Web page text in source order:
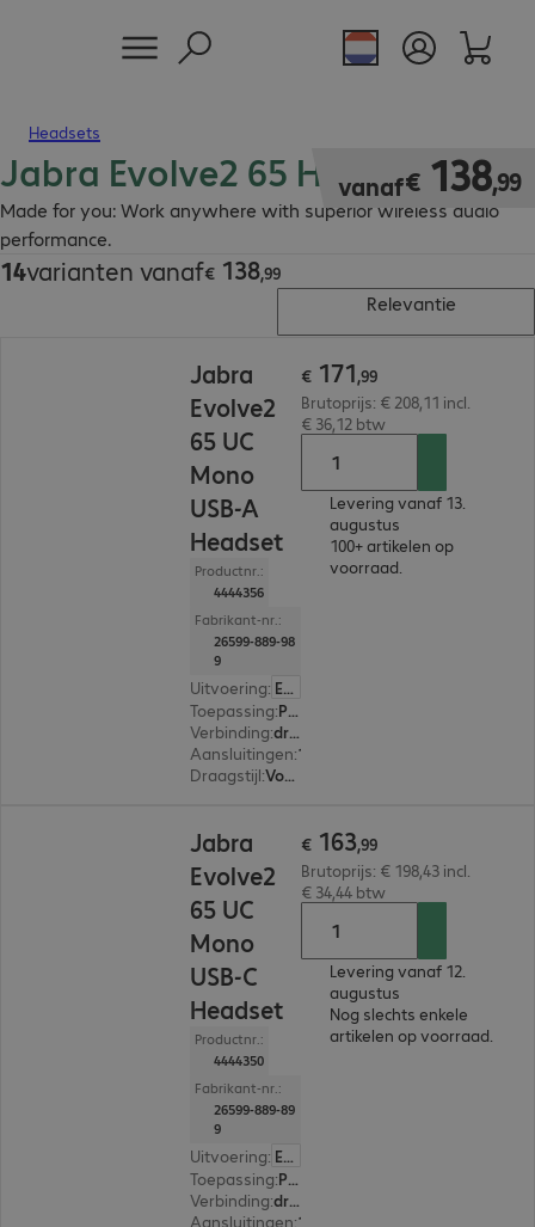
Headsets
Jabra Evolve2 65 Headset
Made for you: Work anywhere with superior wireless audio
performance.
vanaf€ 138,99
€ 138,99
14varianten vanaf€ 138,99
€ 138,99
Relevantie
Jabra
Evolve2
65 UC
Mono
USB-A
Headset
Productnr.:
4444356
Fabrikant-nr.:
26599-889-98
9
Uitvoering: Europa
Toepassing: PC, Notebook, Tablet, Smartphone
Verbinding:
draadloos
Aansluitingen:
Draagstijl: Voor één oor
€ 171,99
Brutoprijs: € 208,11 incl.
€ 36,12 btw
Levering vanaf 13.
augustus
100+ artikelen op
voorraad.
Jabra
Evolve2
65 UC
Mono
USB-C
Headset
Productnr.:
4444350
Fabrikant-nr.:
26599-889-89
9
Uitvoering: Europa
Toepassing: PC, Notebook, Tablet, Smartphone
Verbinding:
draadloos
Aansluitingen:
€ 163,99
Brutoprijs: € 198,43 incl.
€ 34,44 btw
Levering vanaf 12.
augustus
Nog slechts enkele
artikelen op voorraad.